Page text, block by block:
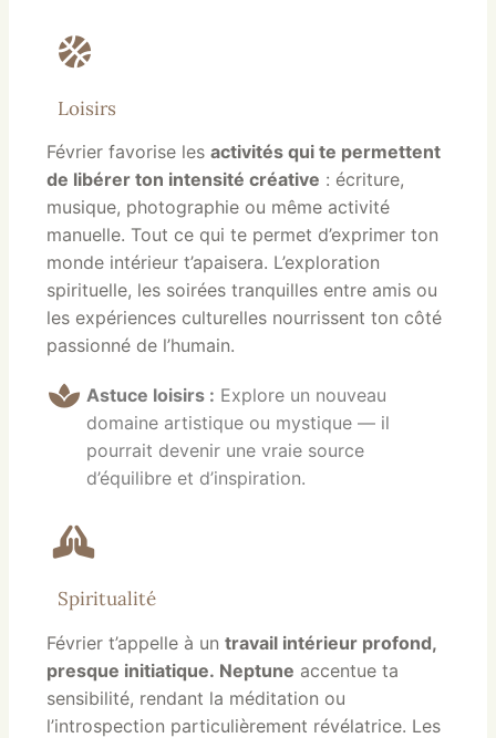
Loisirs
Février favorise les activités qui te permettent
de libérer ton intensité créative : écriture,
musique, photographie ou même activité
manuelle. Tout ce qui te permet d’exprimer ton
monde intérieur t’apaisera. L’exploration
spirituelle, les soirées tranquilles entre amis ou
les expériences culturelles nourrissent ton côté
passionné de l’humain.
Astuce loisirs : Explore un nouveau
domaine artistique ou mystique — il
pourrait devenir une vraie source
d’équilibre et d’inspiration.
Spiritualité
Février t’appelle à un travail intérieur profond,
presque initiatique. Neptune accentue ta
sensibilité, rendant la méditation ou
l’introspection particulièrement révélatrice. Les